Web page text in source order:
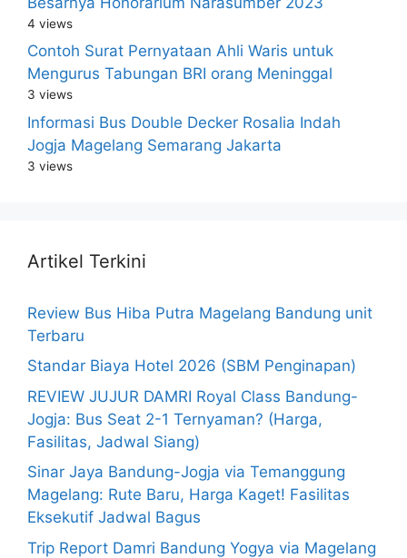
4 views
Contoh Surat Pernyataan Ahli Waris untuk
Mengurus Tabungan BRI orang Meninggal
3 views
Informasi Bus Double Decker Rosalia Indah
Jogja Magelang Semarang Jakarta
3 views
Artikel Terkini
Review Bus Hiba Putra Magelang Bandung unit
Terbaru
Standar Biaya Hotel 2026 (SBM Penginapan)
REVIEW JUJUR DAMRI Royal Class Bandung-
Jogja: Bus Seat 2-1 Ternyaman? (Harga,
Fasilitas, Jadwal Siang)
Sinar Jaya Bandung-Jogja via Temanggung
Magelang: Rute Baru, Harga Kaget! Fasilitas
Eksekutif Jadwal Bagus
Trip Report Damri Bandung Yogya via Magelang